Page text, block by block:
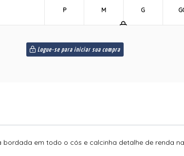
P M G
Logue-se para iniciar sua compra
em todo o cós e calcinha detalhe de renda